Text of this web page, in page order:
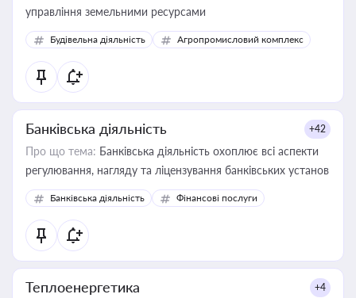
управління земельними ресурсами
Будівельна діяльність Агропромисловий комплекс
Банківська діяльність +42
Про що тема: Банківська діяльність охоплює всі аспекти
регулювання, нагляду та ліцензування банківських установ
Банківська діяльність Фінансові послуги
Теплоенергетика +4